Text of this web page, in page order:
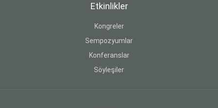
Etkinlikler
Kongreler
Sempozyumlar
Konferanslar
Söyleşiler